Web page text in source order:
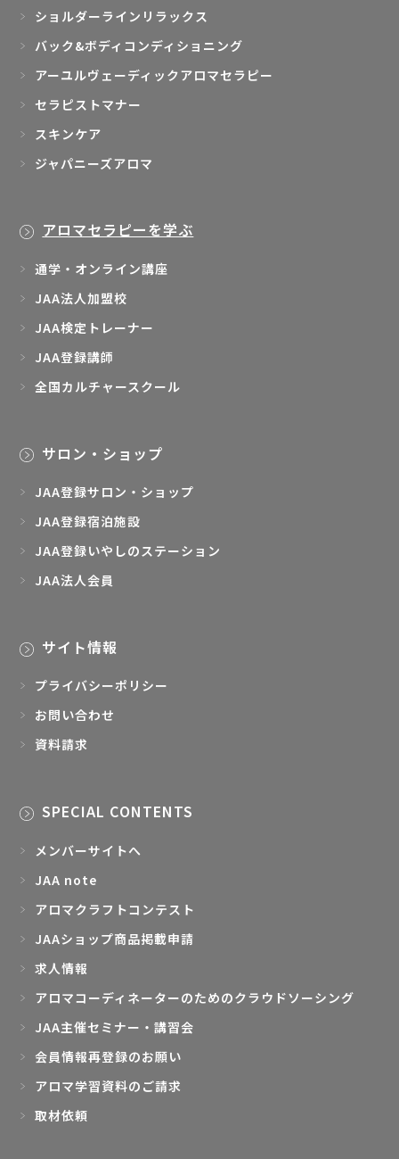
ショルダーラインリラックス
バック&ボディコンディショニング
アーユルヴェーディックアロマセラピー
セラピストマナー
スキンケア
ジャパニーズアロマ
アロマセラピーを学ぶ
通学・オンライン講座
JAA法人加盟校
JAA検定トレーナー
JAA登録講師
全国カルチャースクール
サロン・ショップ
JAA登録サロン・ショップ
JAA登録宿泊施設
JAA登録いやしのステーション
JAA法人会員
サイト情報
プライバシーポリシー
お問い合わせ
資料請求
SPECIAL CONTENTS
メンバーサイトへ
JAA note
アロマクラフトコンテスト
JAAショップ商品掲載申請
求人情報
アロマコーディネーターのためのクラウドソーシング
JAA主催セミナー・講習会
会員情報再登録のお願い
アロマ学習資料のご請求
取材依頼